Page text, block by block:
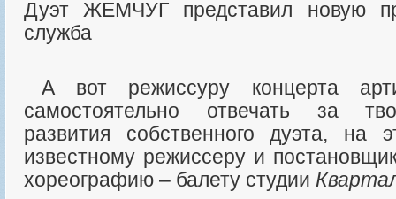
Дуэт ЖЕМЧУГ представил новую
служба
А вот режиссуру концерта артистки, привыкшие
самостоятельно отвечать за
развития собственного дуэта, на
известному режиссеру и
хореографию – балету студии